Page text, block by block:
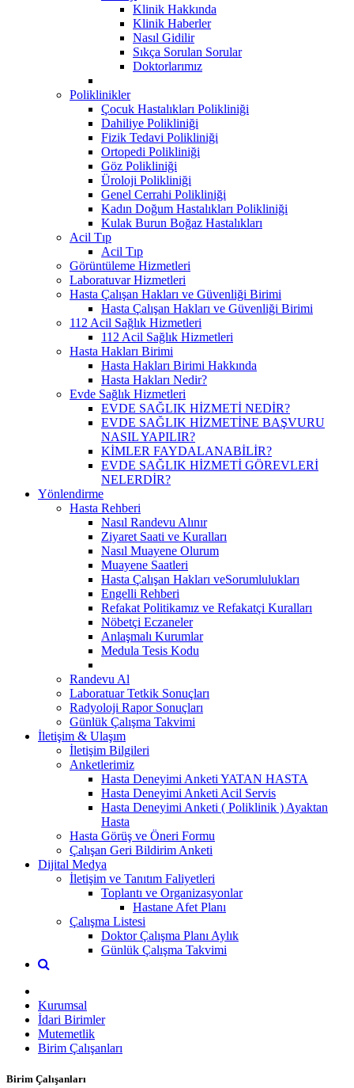
Klinik Hakkında
Klinik Haberler
Nasıl Gidilir
Sıkça Sorulan Sorular
Doktorlarımız
Poliklinikler
Çocuk Hastalıkları Polikliniği
Dahiliye Polikliniği
Fizik Tedavi Polikliniği
Ortopedi Polikliniği
Göz Polikliniği
Üroloji Polikliniği
Genel Cerrahi Polikliniği
Kadın Doğum Hastalıkları Polikliniği
Kulak Burun Boğaz Hastalıkları
Acil Tıp
Acil Tıp
Görüntüleme Hizmetleri
Laboratuvar Hizmetleri
Hasta Çalışan Hakları ve Güvenliği Birimi
Hasta Çalışan Hakları ve Güvenliği Birimi
112 Acil Sağlık Hizmetleri
112 Acil Sağlık Hizmetleri
Hasta Hakları Birimi
Hasta Hakları Birimi Hakkında
Hasta Hakları Nedir?
Evde Sağlık Hizmetleri
EVDE SAĞLIK HİZMETİ NEDİR?
EVDE SAĞLIK HİZMETİNE BAŞVURU
NASIL YAPILIR?
KİMLER FAYDALANABİLİR?
EVDE SAĞLIK HİZMETİ GÖREVLERİ
NELERDİR?
Yönlendirme
Hasta Rehberi
Nasıl Randevu Alınır
Ziyaret Saati ve Kuralları
Nasıl Muayene Olurum
Muayene Saatleri
Hasta Çalışan Hakları veSorumlulukları
Engelli Rehberi
Refakat Politikamız ve Refakatçi Kuralları
Nöbetçi Eczaneler
Anlaşmalı Kurumlar
Medula Tesis Kodu
Randevu Al
Laboratuar Tetkik Sonuçları
Radyoloji Rapor Sonuçları
Günlük Çalışma Takvimi
İletişim & Ulaşım
İletişim Bilgileri
Anketlerimiz
Hasta Deneyimi Anketi YATAN HASTA
Hasta Deneyimi Anketi Acil Servis
Hasta Deneyimi Anketi ( Poliklinik ) Ayaktan
Hasta
Hasta Görüş ve Öneri Formu
Çalışan Geri Bildirim Anketi
Dijital Medya
İletişim ve Tanıtım Faliyetleri
Toplantı ve Organizasyonlar
Hastane Afet Planı
Çalışma Listesi
Doktor Çalışma Planı Aylık
Günlük Çalışma Takvimi
Kurumsal
İdari Birimler
Mutemetlik
Birim Çalışanları
Birim Çalışanları